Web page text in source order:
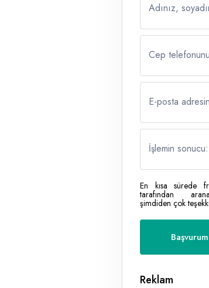
Adınız,
Cep
E-posta
İşlemin
En kısa sürede
tarafından
şimdiden çok
Reklam